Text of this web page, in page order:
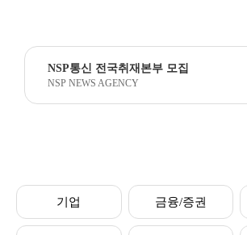
NSP통신 전국취재본부 모집
NSP NEWS AGENCY
기업 금융/증권